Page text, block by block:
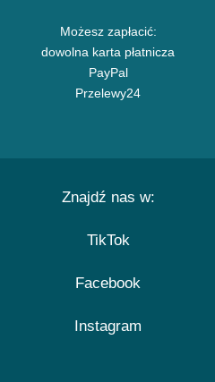
Możesz zapłacić:
dowolna karta płatnicza
PayPal
Przelewy24
Znajdź nas w:
TikTok
Facebook
Instagram